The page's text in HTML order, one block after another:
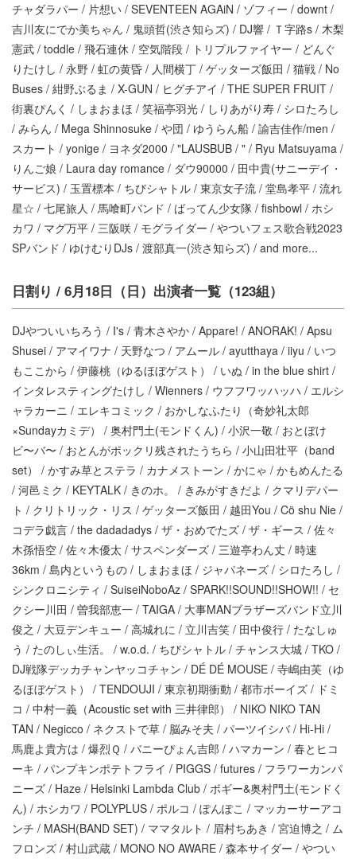
チャダラパー / 片想い / SEVENTEEN AGAiN / ゾフィー / downt /
吉川友にでか美ちゃん / 鬼頭哲(渋さ知らズ) / DJ響 / Ｔ字路s / 木梨
憲武 / toddle / 飛石連休 / 空気階段 / トリプルファイヤー / どんぐ
りたけし / 永野 / 虹の黄昏 / 人間横丁 / ゲッターズ飯田 / 猫戦 / No
Buses / 紺野ぶるま / X-GUN / ヒグチアイ / THE SUPER FRUIT /
街裏ぴんく / しまおまほ / 笑福亭羽光 / しりあがり寿 / シロたろし
/ みらん / Mega Shinnosuke / や団 / ゆうらん船 / 諭吉佳作/men /
スカート / yonige / ヨネダ2000 / "LAUSBUB / " / Ryu Matsuyama /
りんご娘 / Laura day romance / ダウ90000 / 田中貴(サニーデイ・
サービス) / 玉置標本 / ちびシャトル / 東京女子流 / 堂島孝平 / 流れ
星☆ / 七尾旅人 / 馬喰町バンド / ばってん少女隊 / fishbowl / ホシ
カワ / マグ万平 / 三阪咲 / モグライダー / やついフェス歌合戦2023
SPバンド / ゆけむりDJs / 渡部真一(渋さ知らズ) / and more...
日割り / 6月18日（日）出演者一覧（123組）
DJやついいちろう / I's / 青木さやか / Appare! / ANORAK! / Apsu
Shusei / アマイワナ / 天野なつ / アムール / ayutthaya / iiyu / いつ
もここから / 伊藤桃（ゆるほぼゲスト） / いぬ / in the blue shirt /
インタレスティングたけし / Wienners / ウフフワッハッハ / エルシ
ャラカーニ / エレキコミック / おかしなふたり（奇妙礼太郎
×Sundayカミデ） / 奥村門土(モンドくん) / 小沢一敬 / おとぼけ
ビ〜バ〜 / おとんがポックリ残されたうちら / 小山田壮平（band
set） / かすみ草とステラ / カナメストーン / かにゃ / かもめんたる
/ 河邑ミク / KEYTALK / きのホ。 / きみがすきだよ / クマリデパー
ト / クリトリック・リス / ゲッターズ飯田 / 越田You / Cö shu Nie /
コデラ戯言 / the dadadadys / ザ・おめでたズ / ザ・ギース / 佐々
木孫悟空 / 佐々木優太 / サスペンダーズ / 三遊亭わん丈 / 時速
36km / 島内というもの / しまおまほ / ジャパネーズ / シロたろし /
シンクロニシティ / SuiseiNoboAz / SPARK!!SOUND!!SHOW!! / セ
クシー川田 / 曽我部恵一 / TAIGA / 大事MANブラザーズバンド立川
俊之 / 大豆デンキュー / 高城れに / 立川吉笑 / 田中俊行 / たなしゅ
う / たのしぃ生活。 / w.o.d. / ちびシャトル / チャンス大城 / TKO /
DJ戦隊デッカチャンヤッコチャン / DÉ DÉ MOUSE / 寺嶋由芙（ゆ
るほぼゲスト） / TENDOUJI / 東京初期衝動 / 都市ボーイズ / ドミ
コ / 中村一義（Acoustic set with 三井律郎） / NIKO NIKO TAN
TAN / Negicco / ネクストで草 / 脳みそ夫 / パーツイシバ / Hi-Hi /
馬鹿よ貴方は / 爆烈Ｑ / バニーぴょん吉郎 / ハマカーン / 春とヒコ
ーキ / パンプキンポテトフライ / PIGGS / futures / フラワーカンパ
ニーズ / Haze / Helsinki Lambda Club / ボギー&奥村門土(モンドく
ん) / ホシカワ / POLYPLUS / ポルコ / ぽんぽこ / マッカーサーアコ
ンチ / MASH(BAND SET) / ママタルト / 眉村ちあき / 宮迫博之 / ム
フロンズ / 村山武蔵 / MONO NO AWARE / 森本サイダー / やつい